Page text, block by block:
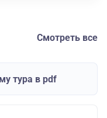
Смотреть все
тура в pdf